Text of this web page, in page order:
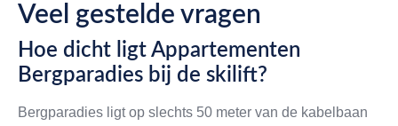
Veel gestelde vragen
Hoe dicht ligt Appartementen
Bergparadies bij de skilift?
Bergparadies ligt op slechts 50 meter van de kabelbaan